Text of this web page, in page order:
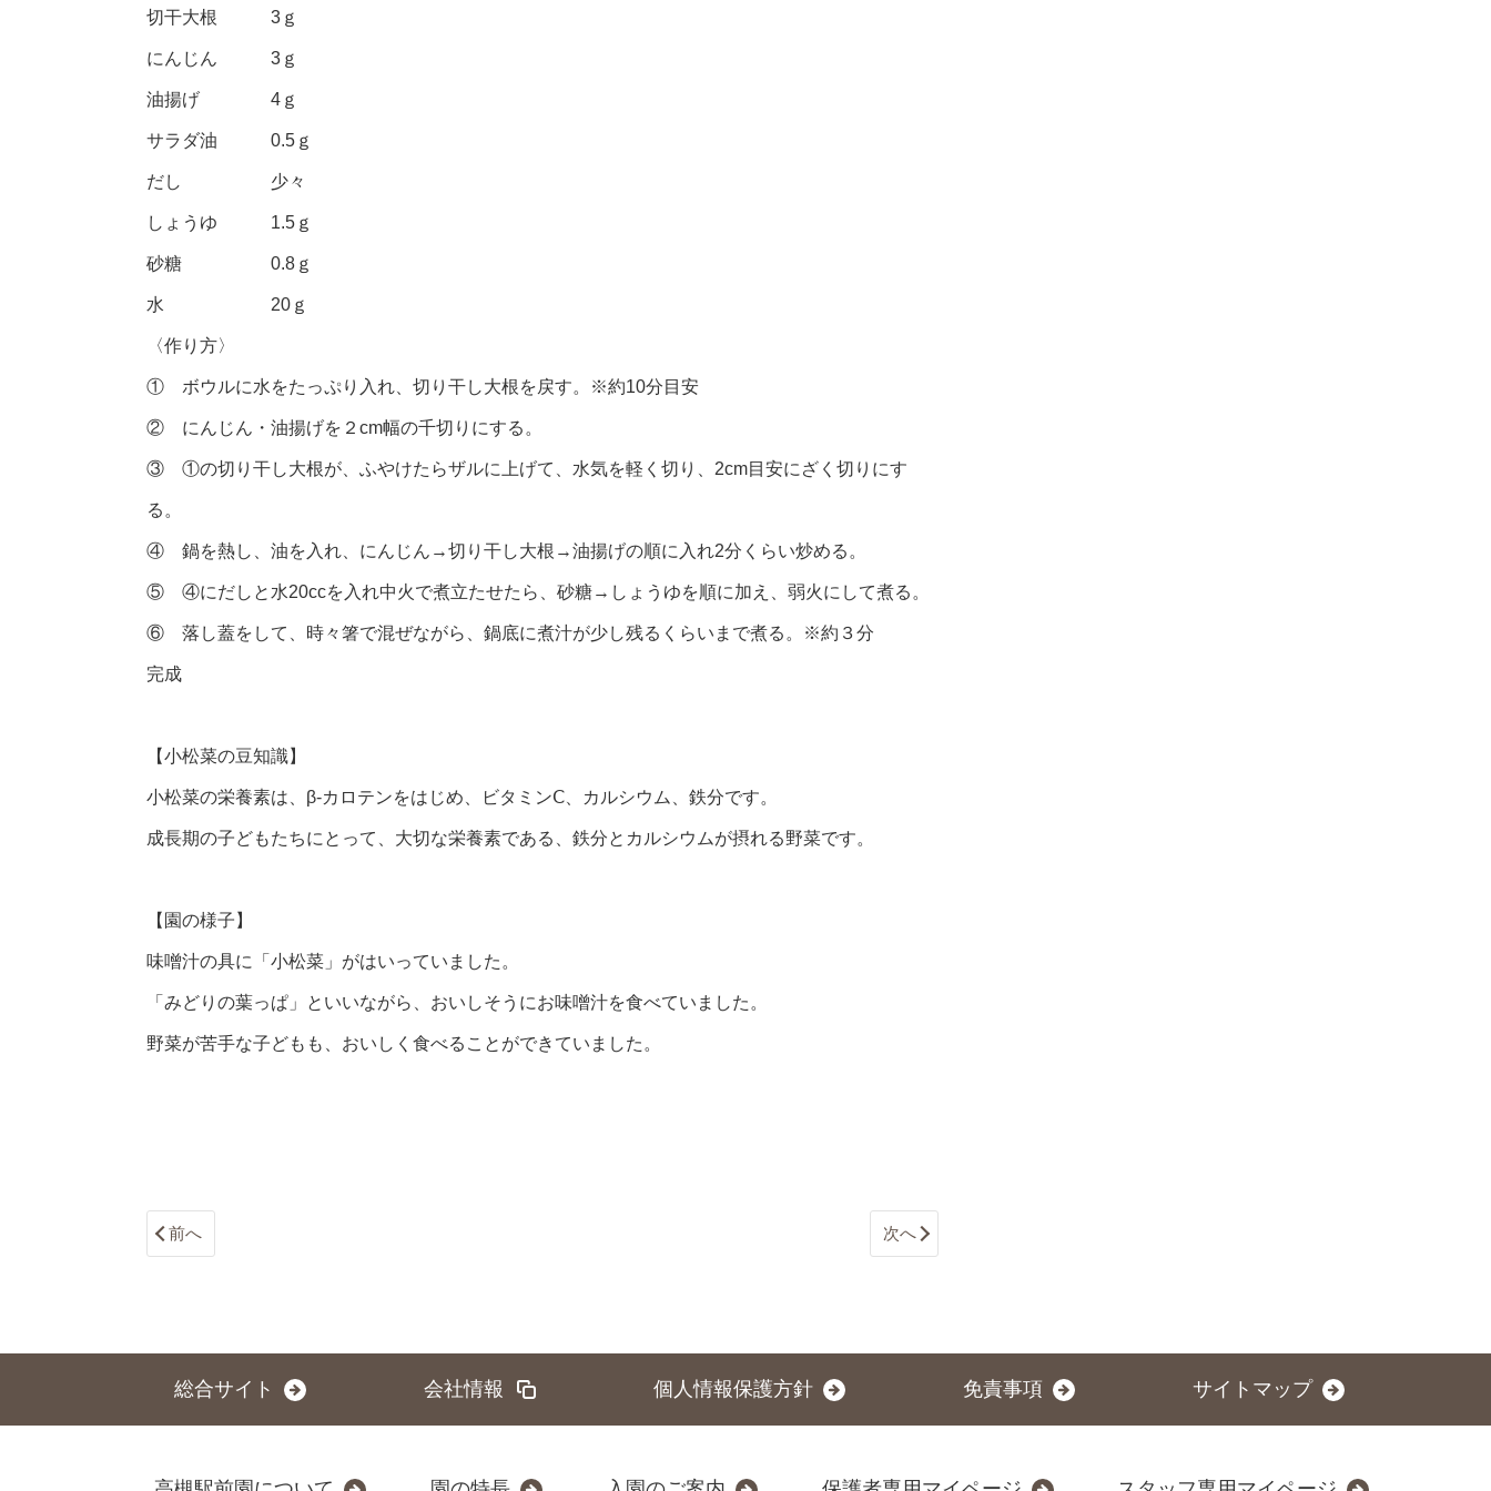
切干大根 3ｇ
にんじん 3ｇ
油揚げ 4ｇ
サラダ油 0.5ｇ
だし 少々
しょうゆ 1.5ｇ
砂糖 0.8ｇ
水 20ｇ
〈作り方〉
① ボウルに水をたっぷり入れ、切り干し大根を戻す。※約10分目安
② にんじん・油揚げを２cm幅の千切りにする。
③ ①の切り干し大根が、ふやけたらザルに上げて、水気を軽く切り、2cm目安にざく切りにす
る。
④ 鍋を熱し、油を入れ、にんじん→切り干し大根→油揚げの順に入れ2分くらい炒める。
⑤ ④にだしと水20ccを入れ中火で煮立たせたら、砂糖→しょうゆを順に加え、弱火にして煮る。
⑥ 落し蓋をして、時々箸で混ぜながら、鍋底に煮汁が少し残るくらいまで煮る。※約３分
完成
【小松菜の豆知識】
小松菜の栄養素は、β‐カロテンをはじめ、ビタミンⅭ、カルシウム、鉄分です。
成長期の子どもたちにとって、大切な栄養素である、鉄分とカルシウムが摂れる野菜です。
【園の様子】
味噌汁の具に「小松菜」がはいっていました。
「みどりの葉っぱ」といいながら、おいしそうにお味噌汁を食べていました。
野菜が苦手な子どもも、おいしく食べることができていました。
前へ 次へ
総合サイト 会社情報 個人情報保護方針 免責事項 サイトマップ